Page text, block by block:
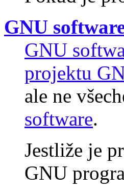
GNU
GNU
projektu
ale ne
software.
Jestliže je
GNU